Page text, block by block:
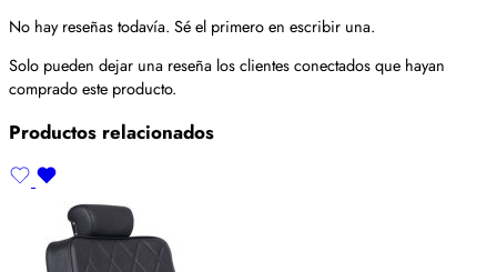
No hay reseñas todavía. Sé el primero en escribir una.
Solo pueden dejar una reseña los clientes conectados que hayan
comprado este producto.
Productos relacionados